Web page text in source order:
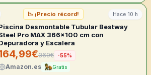
📉 ¡Precio récord! Hace 10 h
Desmontable Tubular Bestway
Pro MAX 366x100 cm con
y Escalera
€369€ -55%
Amazon.es Gratis